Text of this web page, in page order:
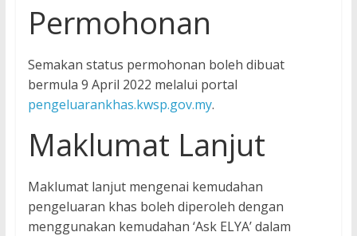
Permohonan
Semakan status permohonan boleh dibuat
bermula 9 April 2022 melalui portal
pengeluarankhas.kwsp.gov.my.
Maklumat Lanjut
Maklumat lanjut mengenai kemudahan
pengeluaran khas boleh diperoleh dengan
menggunakan kemudahan ‘Ask ELYA’ dalam